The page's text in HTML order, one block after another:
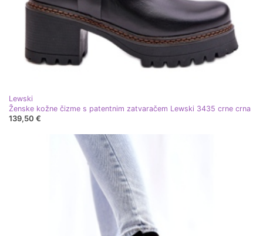
Lewski
Ženske kožne čizme s patentnim zatvaračem Lewski 3435 crne crna
139,50 €